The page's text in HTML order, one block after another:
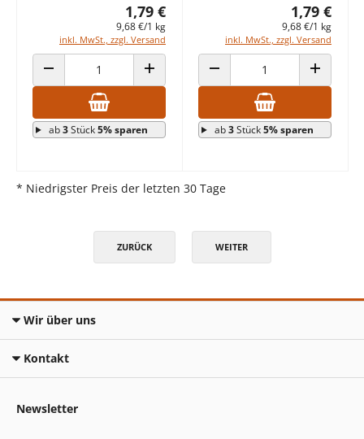
1,79 €
9,68 €/1 kg
inkl. MwSt., zzgl. Versand
ANZAHL VERRINGERN ANZAHL ERHÖHEN
ab3Stück5% sparen
1,79 €
9,68 €/1 kg
inkl. MwSt., zzgl. Versand
ANZAHL VERRINGERN ANZAHL
ab3Stück5% sparen
* Niedrigster Preis der letzten 30 Tage
ZURÜCK WEITER
Wir über uns
Kontakt
Newsletter